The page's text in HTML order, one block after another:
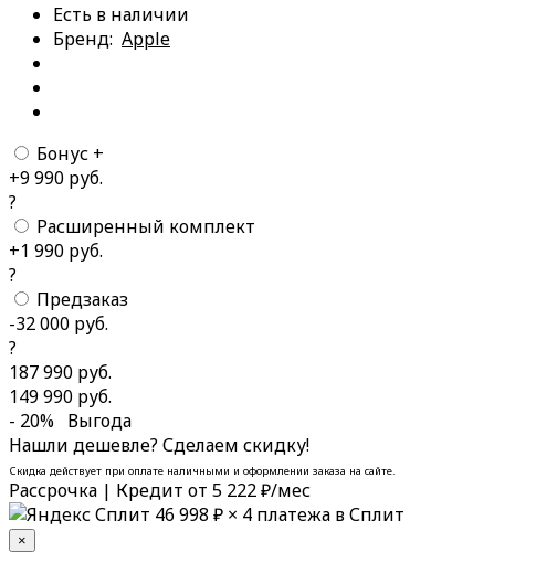
Есть в наличии
Бренд: Apple
Бонус +
+9 990 руб.
?
Расширенный комплект
+1 990 руб.
?
Предзаказ
-32 000 руб.
?
187 990 руб.
149 990 руб.
- 20% Выгода
Нашли дешевле? Сделаем скидку!
Скидка действует при оплате наличными и оформлении заказа на сайте.
Рассрочка | Кредит от 5 222 ₽/мес
46 998 ₽ × 4 платежа в Сплит
×